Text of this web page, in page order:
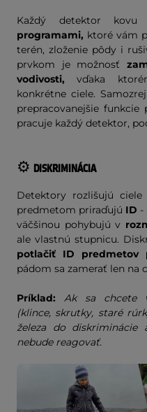
Každý detektor
programami, ktoré vám
terén, zloženie pôdy i
prvkom je možnosť
vodivosti, vďaka
konkrétne ciele.
prepracovanejšie
pracuje každý detektor,
⚙️ DISKRIMINÁCIA
Detektory rozlišujú
predmetom priraďujú ID -
väčšinou pohybujú v
ale vlastnú stupnicu.
potlačiť ID predmetov
pádom sa zamerať len na
Príklad:
Ak sa chcete
(klince, skrutky, staré
železa do
nebude reagovať.